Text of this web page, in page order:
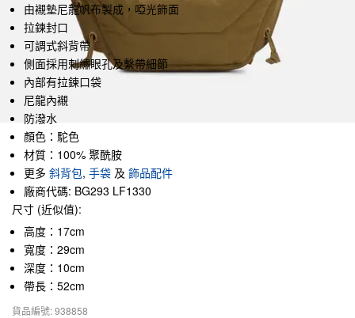
由襯墊尼龍帆布製成，啞光飾面
拉鍊封口
可調式斜背帶
側面採用刺繡眼孔及繫帶細節
內部有拉鍊口袋
尼龍內襯
防潑水
顏色：駝色
材質：100% 聚酰胺
更多 斜背包, 手袋 及 飾品配件
廠商代碼: BG293 LF1330
尺寸 (近似值):
高度：17cm
寬度：29cm
深度：10cm
帶長：52cm
貨品編號: 938858